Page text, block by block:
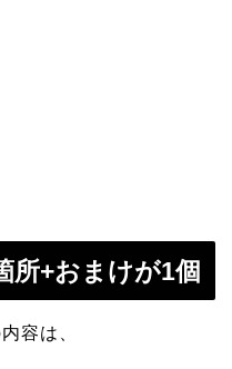
所+おまけが1個
容は、